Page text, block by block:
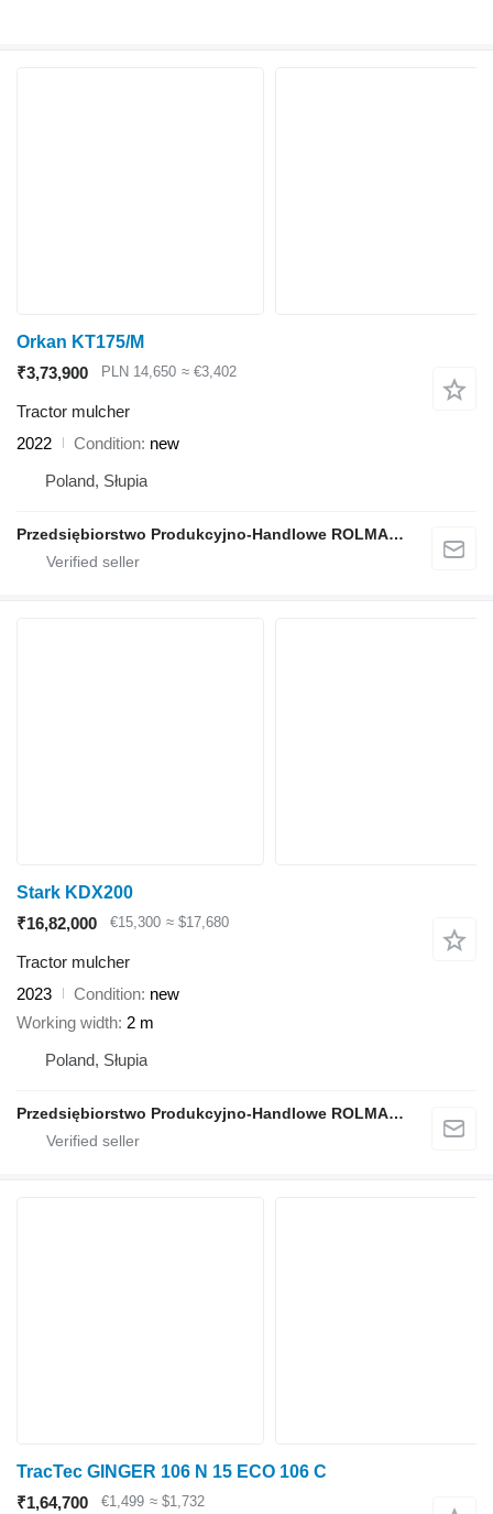
Orkan KT175/M
₹3,73,900
PLN 14,650 ≈ €3,402
Tractor mulcher
2022
Condition new
Poland, Słupia
Przedsiębiorstwo Produkcyjno-Handlowe ROLMAPOL Marcin Dziekan
Stark KDX200
₹16,82,000
€15,300 ≈ $17,680
Tractor mulcher
2023
Condition new
Working width 2 m
Poland, Słupia
Przedsiębiorstwo Produkcyjno-Handlowe ROLMAPOL Marcin Dziekan
TracTec GINGER 106 N 15 ECO 106 C
₹1,64,700
€1,499 ≈ $1,732